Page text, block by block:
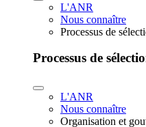
L'ANR
Nous connaître
Processus de
Processus de
L'ANR
Nous connaître
Organisation et